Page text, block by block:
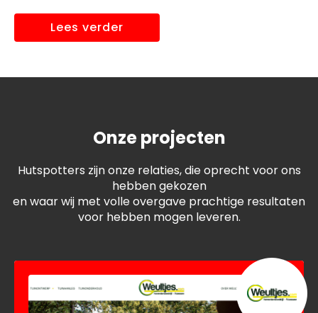
Lees verder
Onze projecten
Hutspotters zijn onze relaties, die oprecht voor ons
hebben gekozen
en waar wij met volle overgave prachtige resultaten
voor hebben mogen leveren.